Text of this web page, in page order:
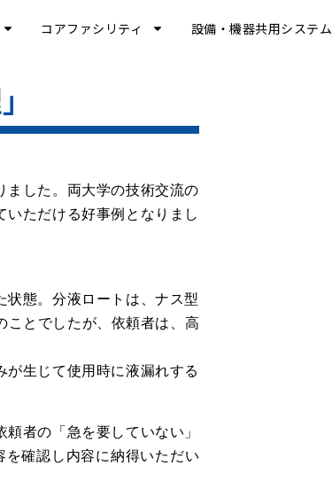
コアファシリティ 設備・機器共用システム
した。両大学の技術交流の
ただける好事例となりまし
状態。分液ロートは、ナス型
ことでしたが、依頼者は、高
が生じて使用時に液漏れする
者の「急を要していない」
を確認し内容に納得いただい